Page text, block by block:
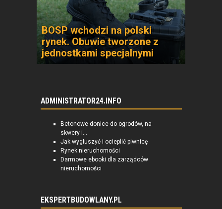
BOSP wchodzi na polski
rynek. Obuwie tworzone z
jednostkami specjalnymi
ADMINISTRATOR24.INFO
Betonowe donice do ogrodów, na
skwery i...
Jak wygłuszyć i ocieplić piwnicę
Rynek nieruchomości
Darmowe ebooki dla zarządców
nieruchomości
EKSPERTBUDOWLANY.PL